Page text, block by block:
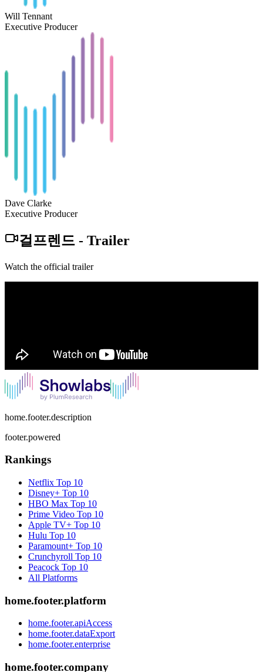
Will Tennant
Executive Producer
Dave Clarke
Executive Producer
걸프렌드 - Trailer
Watch the official trailer
home.footer.description
footer.powered
Rankings
Netflix Top 10
Disney+ Top 10
HBO Max Top 10
Prime Video Top 10
Apple TV+ Top 10
Hulu Top 10
Paramount+ Top 10
Crunchyroll Top 10
Peacock Top 10
All Platforms
home.footer.platform
home.footer.apiAccess
home.footer.dataExport
home.footer.enterprise
home.footer.company